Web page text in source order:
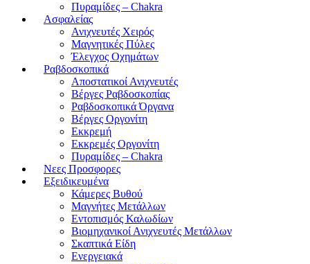
Πυραμίδες – Chakra
Ασφαλείας
Ανιχνευτές Χειρός
Μαγνητικές Πύλες
Έλεγχος Οχημάτων
Ραβδοσκοπικά
Αποστατικοί Ανιχνευτές
Βέργες Ραβδοσκοπίας
Ραβδοσκοπικά Όργανα
Βέργες Οργονίτη
Εκκρεμή
Εκκρεμές Οργονίτη
Πυραμίδες – Chakra
Νεες Προσφορες
Εξειδικευμένα
Κάμερες Βυθού
Μαγνήτες Μετάλλων
Εντοπισμός Καλωδίων
Βιομηχανικοί Ανιχνευτές Μετάλλων
Σκαπτικά Είδη
Ενεργειακά